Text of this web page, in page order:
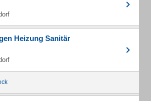
Heizung Sanitär